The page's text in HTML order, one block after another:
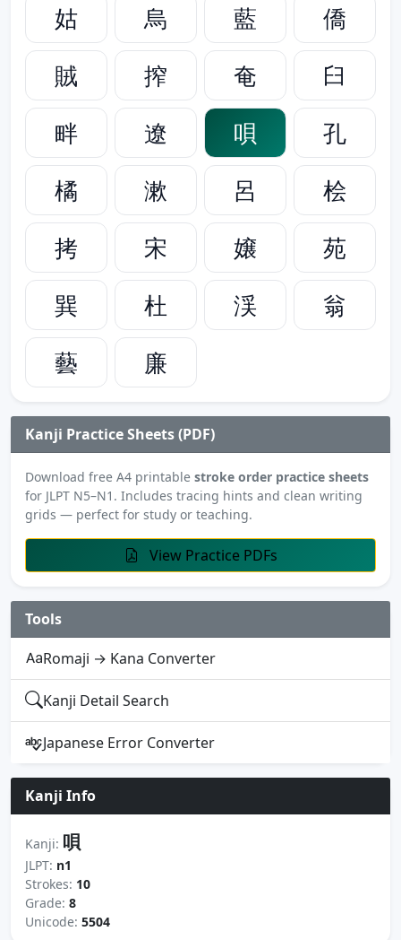
姑
烏 藍
僑
賊
搾 奄
臼
畔
遼 唄
孔
橘
漱 呂
桧
拷
宋 嬢
苑
巽
杜 渓
翁
藝
廉
Kanji Practice Sheets (PDF)
Download free A4 printable stroke order practice sheets
for JLPT N5–N1. Includes tracing hints and clean writing
grids — perfect for study or teaching.
View Practice PDFs
Tools
Romaji → Kana Converter
Kanji Detail Search
Japanese Error Converter
Kanji Info
Kanji: 唄
JLPT: n1
Strokes: 10
Grade: 8
Unicode: 5504